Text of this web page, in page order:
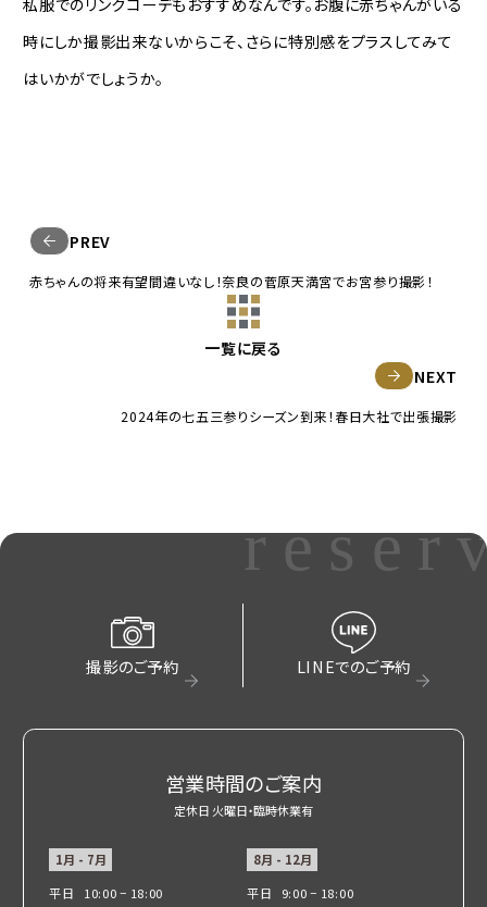
私服でのリンクコーデもおすすめなんです。お腹に赤ちゃんがいる
時にしか撮影出来ないからこそ、さらに特別感をプラスしてみて
はいかがでしょうか。
PREV
赤ちゃんの将来有望間違いなし！奈良の菅原天満宮でお宮参り撮影！
一覧に戻る
NEXT
2024年の七五三参りシーズン到来！春日大社で出張撮影
撮影のご予約 LINEでのご予約
営業時間のご案内
定休日 火曜日・臨時休業有
1月 - 7月
平日
10:00 − 18:00
8月 - 12月
平日
9:00 − 18:00